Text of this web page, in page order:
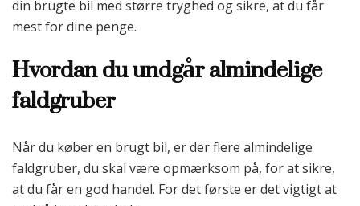
din brugte bil med større tryghed og sikre, at du får
mest for dine penge.
Hvordan du undgår almindelige
faldgruber
Når du køber en brugt bil, er der flere almindelige
faldgruber, du skal være opmærksom på, for at sikre,
at du får en god handel. For det første er det vigtigt at